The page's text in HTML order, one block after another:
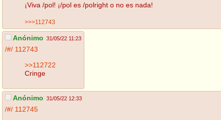
¡Viva /pol! ¡/pol es /polright o no es nada!
>>>112743
Anónimo 31/05/22 11:23
/#/ 112743
>>112722
Cringe
Anónimo 31/05/22 12:33
/#/ 112745